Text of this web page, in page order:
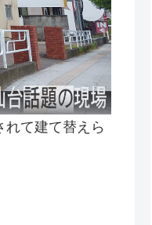
て建て替えら